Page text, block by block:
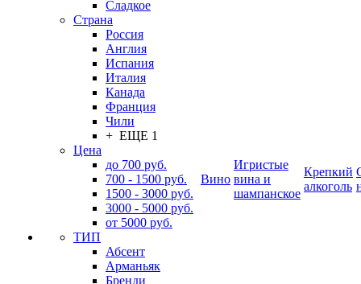
Сладкое
Страна
Россия
Англия
Испания
Италия
Канада
Франция
Чили
+ ЕЩЕ 1
Цена
до 700 руб.
700 - 1500 руб.
1500 - 3000 руб.
3000 - 5000 руб.
от 5000 руб.
ТИП
Абсент
Арманьяк
Бренди
Вино
Игристые
вина и
шампанское
Крепкий
алкоголь